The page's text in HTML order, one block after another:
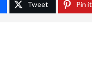
Tweet Pin it